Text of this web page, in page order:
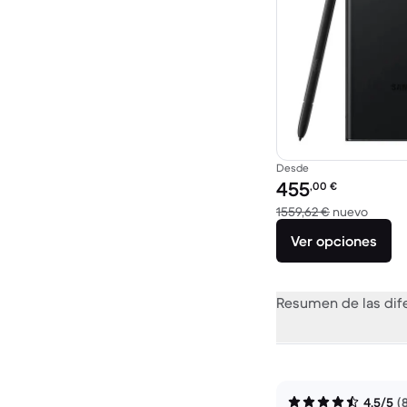
Desde
Precio reacondicionado:
455,00 €
1559,62 € nuevoEl
Ver opciones
Resumen de las
4,5/5